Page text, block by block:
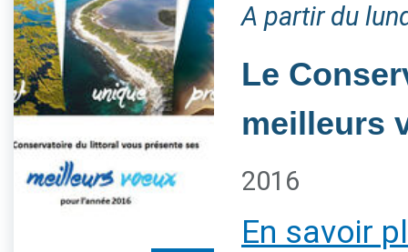
A partir du
Le
meilleurs
2016
En savoir